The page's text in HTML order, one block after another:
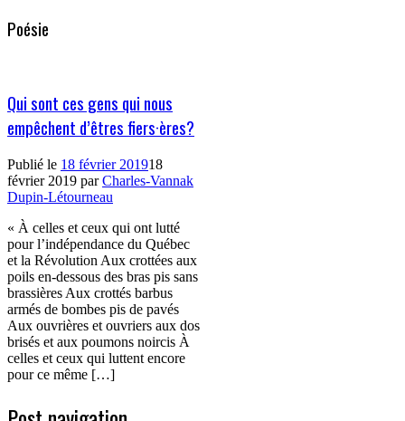
Poésie
Qui sont ces gens qui nous
empêchent d’êtres fiers·ères?
Publié le 18 février 201918
février 2019 parCharles-Vannak
Dupin-Létourneau
« À celles et ceux qui ont lutté
pour l’indépendance du Québec
et la Révolution Aux crottées aux
poils en-dessous des bras pis sans
brassières Aux crottés barbus
armés de bombes pis de pavés
Aux ouvrières et ouvriers aux dos
brisés et aux poumons noircis À
celles et ceux qui luttent encore
pour ce même […]